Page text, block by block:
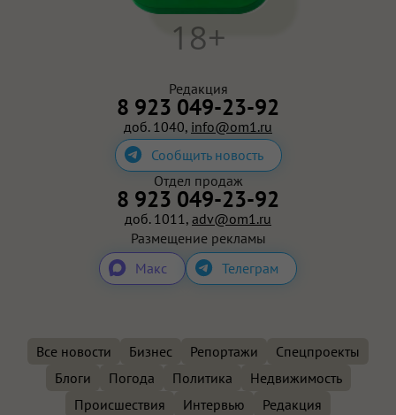
Редакция
8 923 049-23-92
доб. 1040, info@om1.ru
Сообщить новость
18+
Отдел продаж
8 923 049-23-92
доб. 1011, adv@om1.ru
Размещение рекламы
Макс
Телеграм
Все новости Бизнес Репортажи
Спецпроекты
Блоги
Погода Политика
Недвижимость
Происшествия
Интервью
Редакция